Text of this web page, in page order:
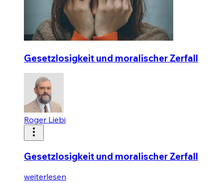
Gesetzlosigkeit und moralischer Zerfall
Roger Liebi
Gesetzlosigkeit und moralischer Zerfall
weiterlesen